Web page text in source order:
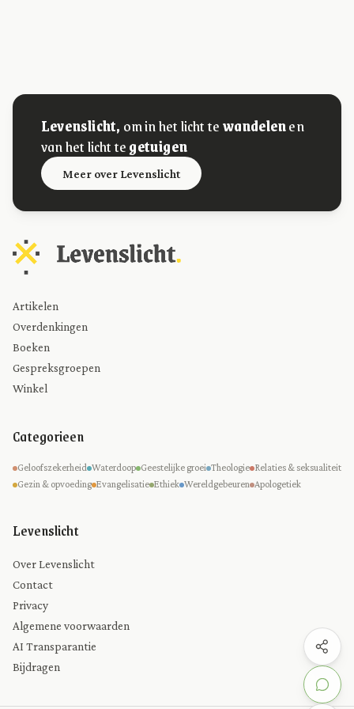
Levenslicht, om in het licht tewandelenen
van het licht tegetuigen
Meer over Levenslicht
Artikelen
Overdenkingen
Boeken
Gespreksgroepen
Winkel
Categorieen
Geloofszekerheid Waterdoop Geestelijke groei Theologie Relaties & seksualiteit
Gezin & opvoeding Evangelisatie Ethiek Wereldgebeuren Apologetiek
Levenslicht
Over Levenslicht
Contact
Privacy
Algemene voorwaarden
AI Transparantie
Bijdragen